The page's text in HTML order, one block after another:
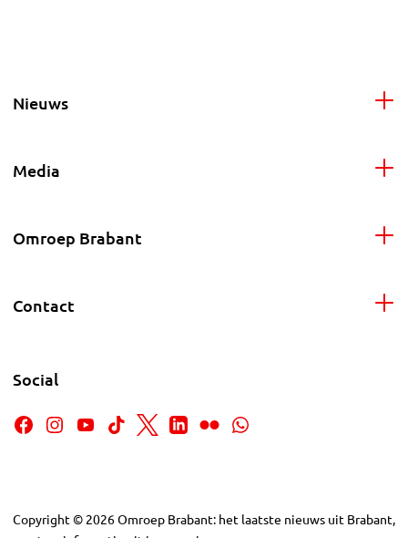
Nieuws
Media
Omroep Brabant
Contact
Social
Copyright © 2026Omroep Brabant: het laatste nieuws uit Brabant,